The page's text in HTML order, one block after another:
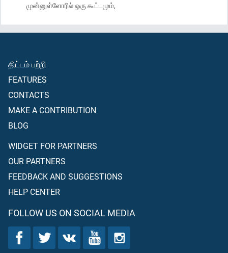
முன்னுள்ளோரில் ஒரு கூட்டமும்,
திட்டம் பற்றி
FEATURES
CONTACTS
MAKE A CONTRIBUTION
BLOG
WIDGET FOR PARTNERS
OUR PARTNERS
FEEDBACK AND SUGGESTIONS
HELP CENTER
FOLLOW US ON SOCIAL MEDIA